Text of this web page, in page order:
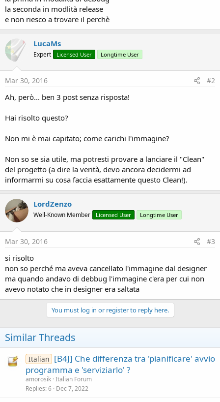
la seconda in modlità release
e non riesco a trovare il perchè
LucaMs
Expert Licensed User Longtime User
Mar 30, 2016 #2
Ah, però... ben 3 post senza risposta!
Hai risolto questo?
Non mi è mai capitato; come carichi l'immagine?
Non so se sia utile, ma potresti provare a lanciare il "Clean"
del progetto (a dire la verità, devo ancora decidermi ad
informarmi su cosa faccia esattamente questo Clean!).
LordZenzo
Well-Known Member Licensed User Longtime User
Mar 30, 2016 #3
si risolto
non so perché ma aveva cancellato l'immagine dal designer
ma quando andavo di debbug l'immagine c'era per cui non
avevo notato che in designer era saltata
You must log in or register to reply here.
Similar Threads
Italian [B4J] Che differenza tra 'pianificare' avvio
programma e 'serviziarlo' ?
amorosik Italian Forum
Replies 6 Dec 7, 2022